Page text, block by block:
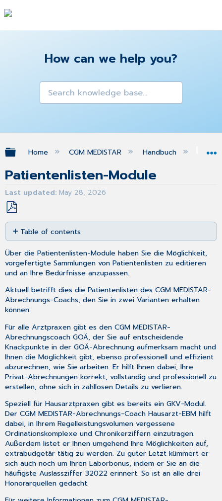
How can we help you?
Expand/collapse global hierarchy
Home CGM MEDISTAR Handbuch
Patientenlisten-Module
Last updated May 28, 2026
Save
as
PDF
Table of contents
No
headers
Über die Patientenlisten-Module haben Sie die Möglichkeit,
vorgefertigte Sammlungen von Patientenlisten zu editieren
und an Ihre Bedürfnisse anzupassen.
Aktuell betrifft dies die Patientenlisten des CGM MEDISTAR-
Abrechnungs-Coachs, den Sie in zwei Varianten erhalten
können:
Für alle Arztpraxen gibt es den CGM MEDISTAR-
Abrechnungscoach GOÄ, der Sie auf entscheidende
Knackpunkte in der GOÄ-Abrechnung aufmerksam macht und
Ihnen die Möglichkeit gibt, ebenso professionell und effizient
abzurechnen, wie Sie arbeiten. Er hilft Ihnen dabei, Ihre
Privat-Abrechnungen korrekt, vollständig und professionell zu
erstellen, ohne sich in zahllosen Details zu verlieren.
Speziell für Hausarztpraxen gibt es bereits ein GKV-Modul.
Der CGM MEDISTAR-Abrechnungs-Coach Hausarzt-EBM hilft
dabei, in Ihrem Regelleistungsvolumen vergessene
Ordinationskomplexe und Chronikerziffern einzutragen.
Außerdem listet er Ihnen umgehend Ihre Möglichkeiten auf,
extrabudgetär tätig zu werden. Zu guter Letzt kümmert er
sich auch noch um Ihren Laborbonus, indem er Sie an die
häufigste Auslassziffer 32022 erinnert. So ist an alle drei
Honorarquellen gedacht.